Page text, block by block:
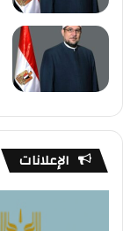
الإعلانات